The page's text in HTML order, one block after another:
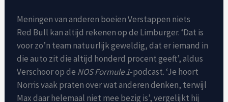
Meningen van anderen boeien Verstappen niets
Red Bull kan altijd rekenen op de Limburger. ‘Dat is
voor zo’n team natuurlijk geweldig, dat er iemand in
die auto zit die altijd honderd procent geeft’, aldus
Verschoor op de NOS Formule 1-podcast. ‘Je hoort
Norris vaak praten over wat anderen denken, terwijl
Max daar helemaal niet mee bezig is’, vergelijkt hij